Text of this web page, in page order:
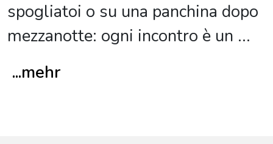
spogliatoi o su una panchina dopo
mezzanotte: ogni incontro è un ...
...mehr